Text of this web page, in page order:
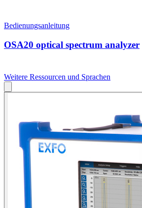
Bedienungsanleitung
OSA20 optical spectrum analyzer
Weitere Ressourcen und Sprachen